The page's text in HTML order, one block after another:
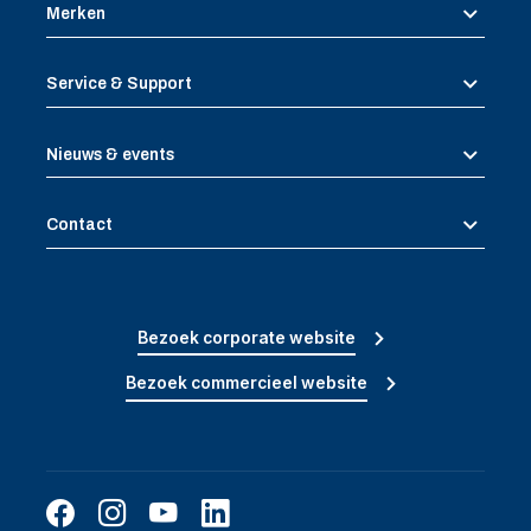
Merken
Service & Support
Nieuws & events
Contact
Bezoek corporate website
Bezoek commercieel website